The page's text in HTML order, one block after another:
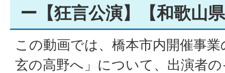
ー【狂言公演】【和歌山
この動画では、橋本市内開催事
玄の高野へ」について、出演者